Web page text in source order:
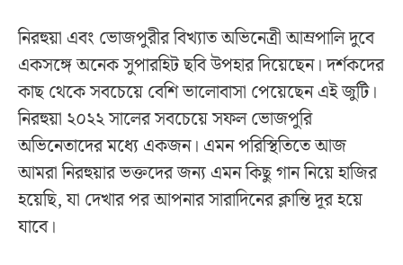
নিরহুয়া এবং ভোজপুরীর বিখ্যাত অভিনেত্রী আম্রপালি দুবে
একসঙ্গে অনেক সুপারহিট ছবি উপহার দিয়েছেন। দর্শকদের
কাছ থেকে সবচেয়ে বেশি ভালোবাসা পেয়েছেন এই জুটি।
নিরহুয়া ২০২২ সালের সবচেয়ে সফল ভোজপুরি
অভিনেতাদের মধ্যে একজন। এমন পরিস্থিতিতে আজ
আমরা নিরহুয়ার ভক্তদের জন্য এমন কিছু গান নিয়ে হাজির
হয়েছি, যা দেখার পর আপনার সারাদিনের ক্লান্তি দূর হয়ে
যাবে।